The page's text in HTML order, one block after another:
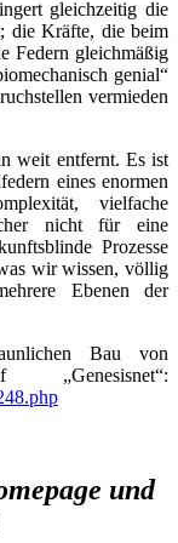
gleichzeitig die
die Kräfte, die beim
Federn gleichmäßig
genial“
vermieden
weit entfernt. Es ist
eines enormen
vielfache
nicht für eine
Prozesse
wir wissen, völlig
Ebenen der
Bau von
und